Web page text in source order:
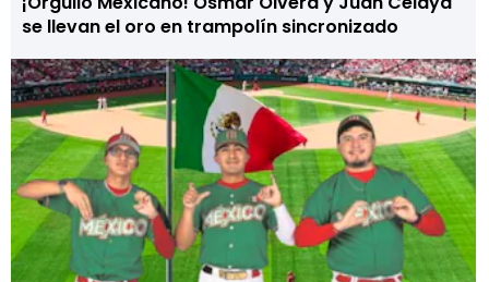
se llevan el oro en trampolín sincronizado